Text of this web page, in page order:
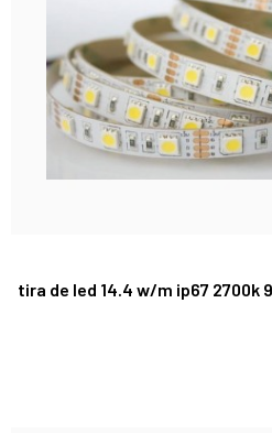
tira de led 14.4 w/m ip67 2700k